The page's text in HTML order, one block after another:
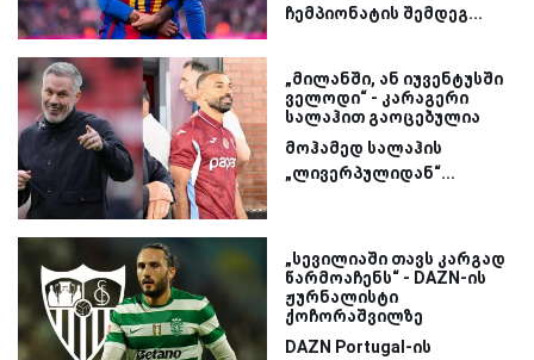
ჩემპიონატის შემდეგ...
„მილანში, ან იუვენტუსში
ველოდი“ - კარაგერი
სალაჰით გაოცებულია
მოჰამედ სალაჰის
„ლივერპულიდან“...
„სევილიაში თავს კარგად
წარმოაჩენს“ - DAZN-ის
ჟურნალისტი
ქოჩორაშვილზე
DAZN Portugal-ის